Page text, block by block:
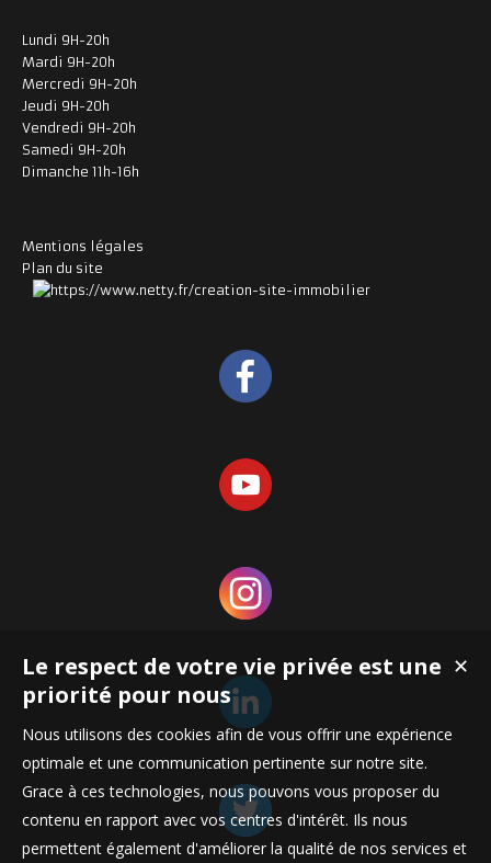
Lundi 9H-20h
Mardi 9H-20h
Mercredi 9H-20h
Jeudi 9H-20h
Vendredi 9H-20h
Samedi 9H-20h
Dimanche 11h-16h
Mentions légales
Plan du site
✕
Le respect de votre vie privée est une
priorité pour nous
Nous utilisons des cookies afin de vous offrir une expérience
optimale et une communication pertinente sur notre site.
Grace à ces technologies, nous pouvons vous proposer du
contenu en rapport avec vos centres d'intérêt. Ils nous
permettent également d'améliorer la qualité de nos services et